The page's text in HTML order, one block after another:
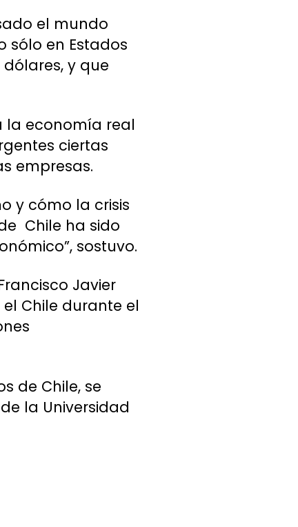
el mundo
sólo en Estados
y que
la economía real
ciertas
empresas.
y cómo la crisis
Chile ha sido
sostuvo.
Javier
Chile durante el
de Chile, se
la Universidad